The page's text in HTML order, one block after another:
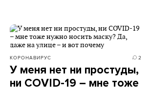
КОРОНАВИРУС 2
У меня нет ни простуды,
ни COVID-19 – мне тоже